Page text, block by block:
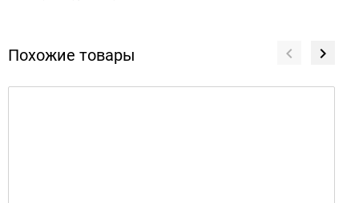
Похожие товары